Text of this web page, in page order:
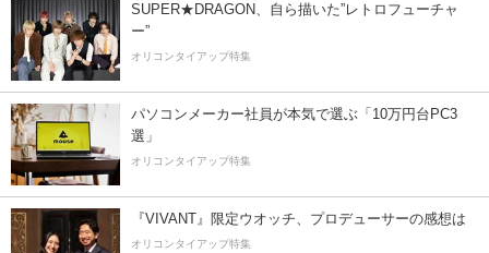
SUPER★DRAGON、自ら描いた”レトロフューチャ
ー”
オリコンタイアップ特集
パソコンメーカー社員が本気で選ぶ「10万円台PC3
選」
オリコンタイアップ特集
『VIVANT』限定ウオッチ、プロデューサーの感想は
オリコンタイアップ特集